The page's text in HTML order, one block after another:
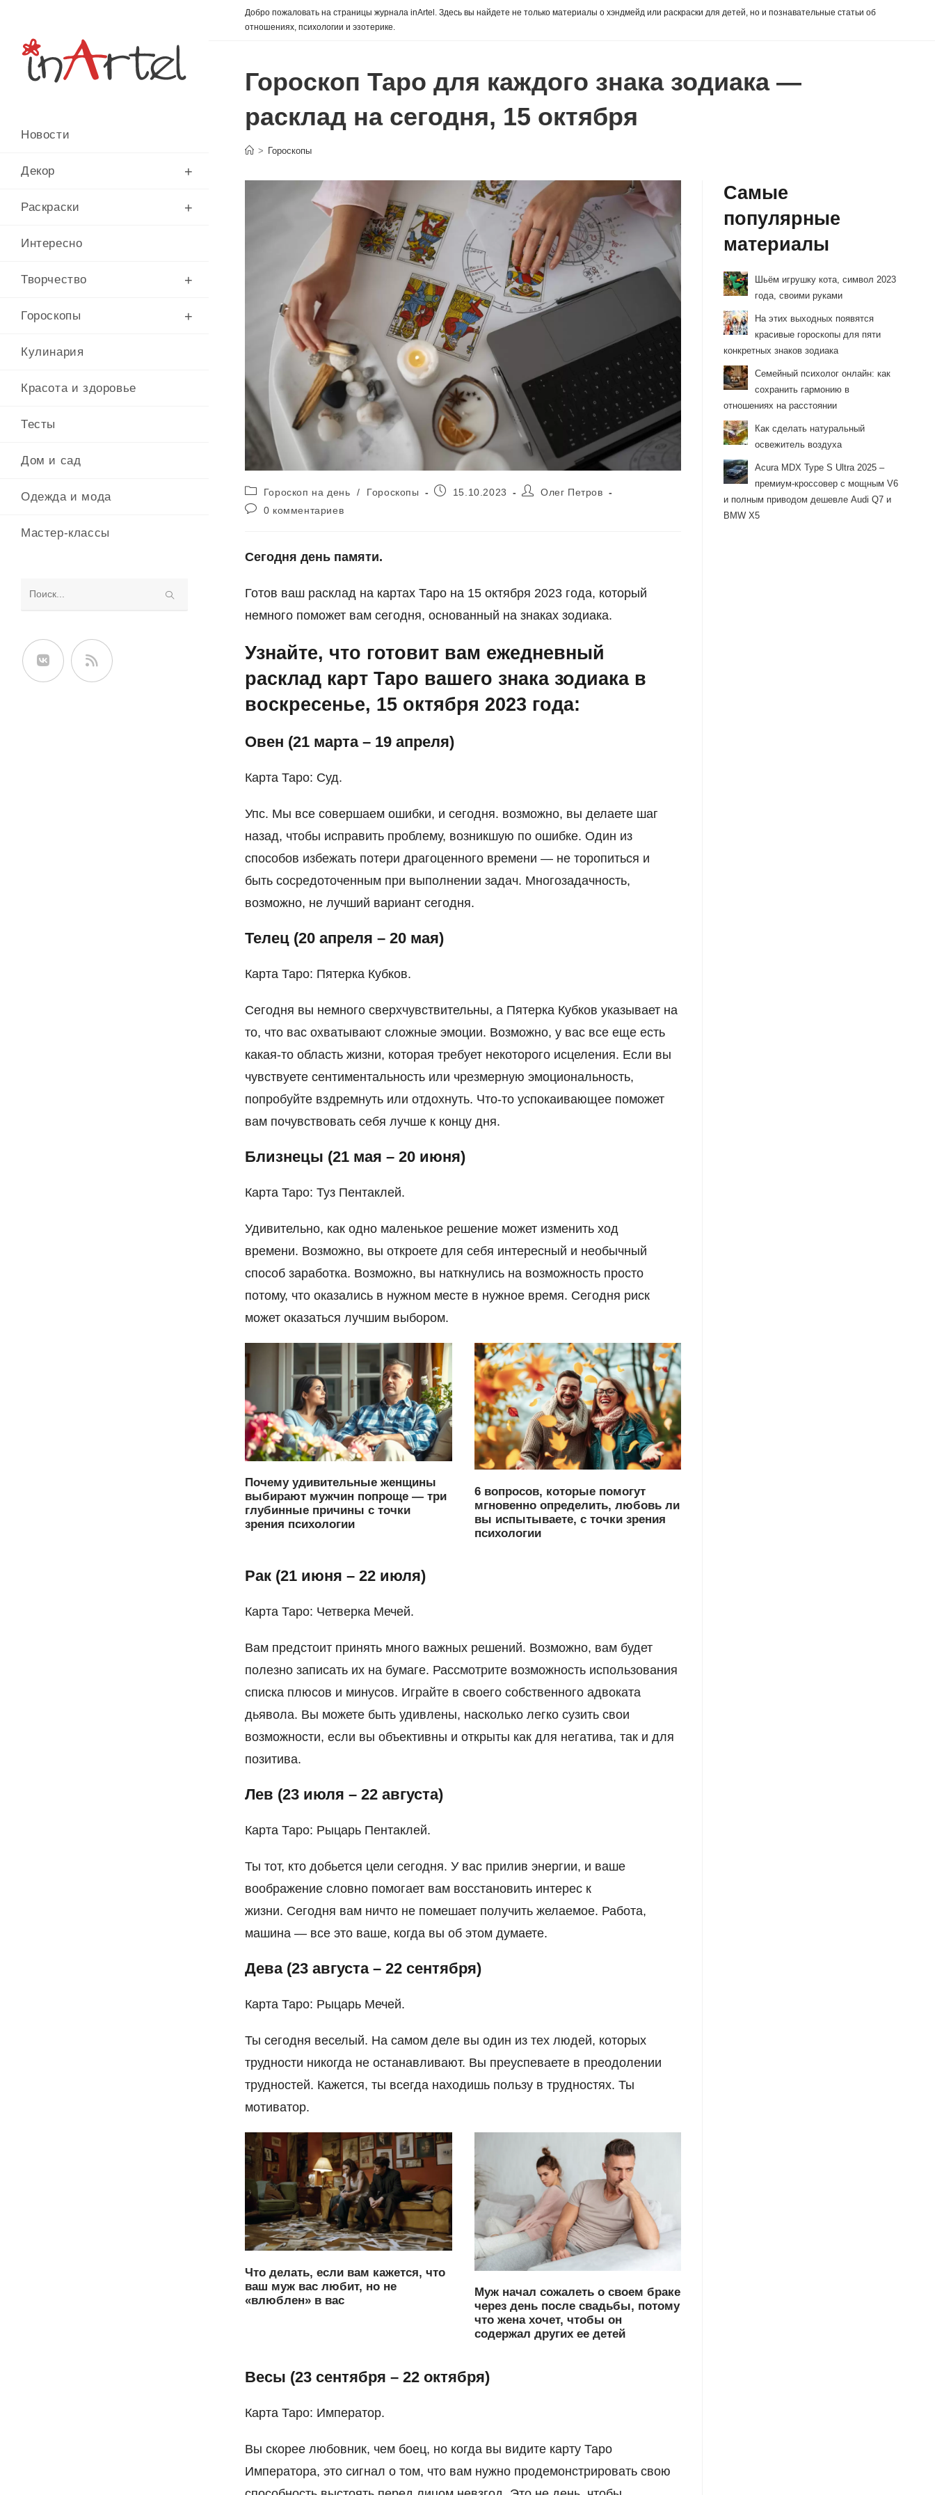
ПерейтиДобро пожаловать на страницы журнала inArtel. Здесь вы найдете не только материалы о хэндмейд или раскраски для детей, но и познавательные статьи об
отношениях, психологии и эзотерике.
Новости
Декор
Раскраски
Интересно
Творчество
Гороскопы
Кулинария
Красота и здоровье
Тесты
Дом и сад
Одежда и мода
Мастер-классы
сайте
Гороскоп Таро для каждого знака зодиака —
расклад на сегодня, 15 октября
> Гороскопы
Рубрика
записи:
Гороскоп на день / Гороскопы
Запись15.10.2023
АвторОлег Петров
Комментарии
0 комментариев
Сегодня день памяти.
Готов ваш расклад на картах Таро на 15 октября 2023 года, который
немного поможет вам сегодня, основанный на знаках зодиака.
Узнайте, что готовит вам ежедневный
расклад карт Таро вашего знака зодиака в
воскресенье, 15 октября 2023 года:
Овен (21 марта – 19 апреля)
Карта Таро: Суд.
Упс. Мы все совершаем ошибки, и сегодня. возможно, вы делаете шаг
назад, чтобы исправить проблему, возникшую по ошибке. Один из
способов избежать потери драгоценного времени — не торопиться и
быть сосредоточенным при выполнении задач. Многозадачность,
возможно, не лучший вариант сегодня.
Телец (20 апреля – 20 мая)
Карта Таро: Пятерка Кубков.
Сегодня вы немного сверхчувствительны, а Пятерка Кубков указывает на
то, что вас охватывают сложные эмоции. Возможно, у вас все еще есть
какая-то область жизни, которая требует некоторого исцеления. Если вы
чувствуете сентиментальность или чрезмерную эмоциональность,
попробуйте вздремнуть или отдохнуть. Что-то успокаивающее поможет
вам почувствовать себя лучше к концу дня.
Близнецы (21 мая – 20 июня)
Карта Таро: Туз Пентаклей.
Удивительно, как одно маленькое решение может изменить ход
времени. Возможно, вы откроете для себя интересный и необычный
способ заработка. Возможно, вы наткнулись на возможность просто
потому, что оказались в нужном месте в нужное время. Сегодня риск
может оказаться лучшим выбором.
Почему удивительные женщины
выбирают мужчин попроще — три
глубинные причины с точки
зрения психологии
6 вопросов, которые помогут
мгновенно определить, любовь ли
вы испытываете, с точки зрения
психологии
Рак (21 июня – 22 июля)
Карта Таро: Четверка Мечей.
Вам предстоит принять много важных решений. Возможно, вам будет
полезно записать их на бумаге. Рассмотрите возможность использования
списка плюсов и минусов. Играйте в своего собственного адвоката
дьявола. Вы можете быть удивлены, насколько легко сузить свои
возможности, если вы объективны и открыты как для негатива, так и для
позитива.
Лев (23 июля – 22 августа)
Карта Таро: Рыцарь Пентаклей.
Ты тот, кто добьется цели сегодня. У вас прилив энергии, и ваше
воображение словно помогает вам восстановить интерес к
жизни. Сегодня вам ничто не помешает получить желаемое. Работа,
машина — все это ваше, когда вы об этом думаете.
Дева (23 августа – 22 сентября)
Карта Таро: Рыцарь Мечей.
Ты сегодня веселый. На самом деле вы один из тех людей, которых
трудности никогда не останавливают. Вы преуспеваете в преодолении
трудностей. Кажется, ты всегда находишь пользу в трудностях. Ты
мотиватор.
Что делать, если вам кажется, что
ваш муж вас любит, но не
«влюблен» в вас
Муж начал сожалеть о своем браке
через день после свадьбы, потому
что жена хочет, чтобы он
содержал других ее детей
Весы (23 сентября – 22 октября)
Карта Таро: Император.
Вы скорее любовник, чем боец, но когда вы видите карту Таро
Императора, это сигнал о том, что вам нужно продемонстрировать свою
Самые
популярные
материалы
Шьём игрушку кота, символ 2023
года, своими руками
На этих выходных появятся
красивые гороскопы для пяти
конкретных знаков зодиака
Семейный психолог онлайн: как
сохранить гармонию в
отношениях на расстоянии
Как сделать натуральный
освежитель воздуха
Acura MDX Type S Ultra 2025 –
премиум-кроссовер с мощным V6
и полным приводом дешевле Audi Q7 и
BMW X5